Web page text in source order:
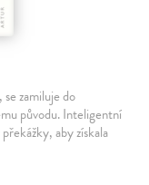
zamiluje do
původu. Inteligentní
aby získala